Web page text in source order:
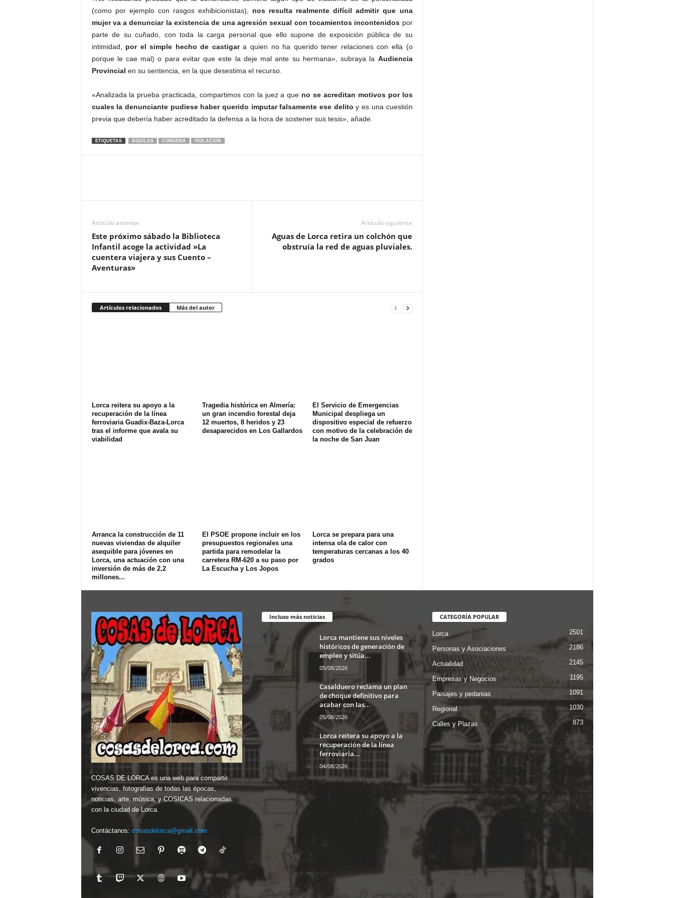
(como por ejemplo con rasgos exhibicionistas), nos resulta realmente difícil admitir que una
mujer va a denunciar la existencia de una agresión sexual con tocamientos incontenidos por
parte de su cuñado, con toda la carga personal que ello supone de exposición pública de su
intimidad, por el simple hecho de castigara quien no ha querido tener relaciones con ella (o
porque le cae mal) o para evitar que este la deje mal ante su hermana», subraya la Audiencia
Provincial en su sentencia, en la que desestima el recurso.
«Analizada la prueba practicada, compartimos con la juez a que no se acreditan motivos por los
cuales la denunciante pudiese haber querido imputar falsamente ese delito y es una cuestión
previa que debería haber acreditado la defensa a la hora de sostener sus tesis», añade.
ETIQUETAS AGUILAS CONDENA VIOLACION
Artículo anterior
Este próximo sábado la Biblioteca
Infantil acoge la actividad »La
cuentera viajera y sus Cuento –
Aventuras»
Artículo siguiente
Aguas de Lorca retira un colchón que
obstruía la red de aguas pluviales.
Artículos relacionados Más del autor
Lorca reitera su apoyo a la
recuperación de la línea
ferroviaria Guadix-Baza-Lorca
tras el informe que avala su
viabilidad
Tragedia histórica en Almería:
un gran incendio forestal deja
12 muertos, 8 heridos y 23
desaparecidos en Los Gallardos
El Servicio de Emergencias
Municipal despliega un
dispositivo especial de refuerzo
con motivo de la celebración de
la noche de San Juan
Arranca la construcción de 11
nuevas viviendas de alquiler
asequible para jóvenes en
Lorca, una actuación con una
inversión de más de 2,2
millones...
El PSOE propone incluir en los
presupuestos regionales una
partida para remodelar la
carretera RM-620 a su paso por
La Escucha y Los Jopos
Lorca se prepara para una
intensa ola de calor con
temperaturas cercanas a los 40
grados
COSAS DE LORCA es una web para compartir
vivencias, fotografias de todas las épocas,
noticias, arte, música, y COSICAS relacionadas
con la ciudad de Lorca.
Contáctanos: cosasdelorca@gmail.com
Incluso más noticias
Lorca mantiene sus niveles
históricos de generación de
empleo y sitúa...
05/08/2026
Casalduero reclama un plan
de choque definitivo para
acabar con las...
05/08/2026
Lorca reitera su apoyo a la
recuperación de la línea
ferroviaria...
04/08/2026
CATEGORÍA POPULAR
Lorca 2501
Personas y Asociaciones 2186
Actualidad 2145
Empresas y Negocios 1195
Paisajes y pedanias 1091
Regional 1030
Calles y Plazas 873